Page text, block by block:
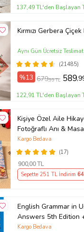
137,49 TL'den Başlayan
Kırmızı Gerbera
(21485)
Aynı Gün Ücretsiz Teslimat
%13 679,99 TL 589
122,91 TL'den Başlayan
Kişiye Özel Aile
Fotoğraflı Anı &
(17)
Kargo Bedava
900,00 TL
Sepette 251 TL İndirim
English Grammar in
Answers 5th Edition
Downloadable Audios
Kargo Bedava